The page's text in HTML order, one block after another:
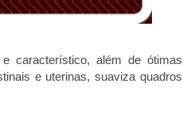
característico, além de ótimas
e uterinas, suaviza quadros